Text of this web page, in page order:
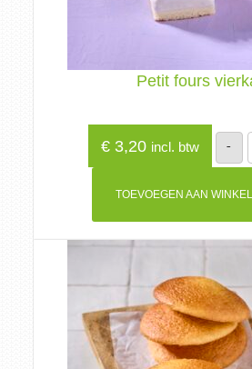
Petit fours
€3,20 incl. btw -
TOEVOEGEN AAN